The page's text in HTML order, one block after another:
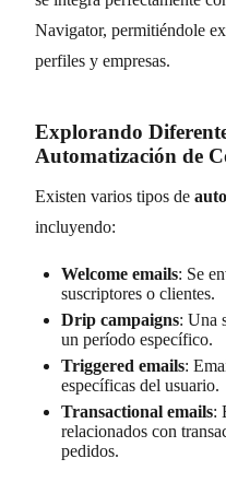
Navigator, permitiéndole
perfiles y empresas.
Explorando
Automatización de
Existen varios tipos de
incluyendo:
Welcome emails: Se
suscriptores o clientes.
Drip campaigns: Una
un período específico.
Triggered emails:
específicas del usuario.
Transactional emails:
relacionados con
pedidos.